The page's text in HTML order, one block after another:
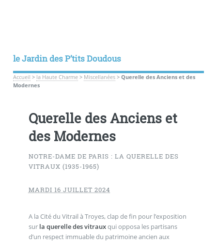
le Jardin des P’tits Doudous
Accueil > la Haute Charme> Miscellanées> Querelle des Anciens et des
Modernes
Querelle des Anciens et
des Modernes
NOTRE-DAME DE PARIS : LA QUERELLE DES
VITRAUX (1935-1965)
MARDI 16 JUILLET 2024
A la Cité du Vitrail à Troyes, clap de fin pour l’exposition
sur la querelle des vitrauxqui opposa les partisans
d’un respect immuable du patrimoine ancien aux